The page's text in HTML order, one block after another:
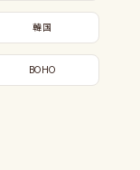
韓国
BOHO